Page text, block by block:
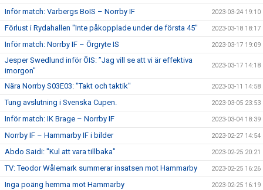
Inför match: Varbergs BoIS – Norrby IF 2023-03-24 19:10
Förlust i Rydahallen "Inte påkopplade under de första 45" 2023-03-18 18:17
Inför match: Norrby IF – Örgryte IS 2023-03-17 19:09
Jesper Swedlund inför ÖIS: ”Jag vill se att vi är effektiva
imorgon"
2023-03-17 14:18
Nära Norrby S03E03: "Takt och taktik" 2023-03-11 14:58
Tung avslutning i Svenska Cupen. 2023-03-05 23:53
Inför match: IK Brage – Norrby IF 2023-03-04 18:39
Norrby IF – Hammarby IF i bilder 2023-02-27 14:54
Abdo Saidi: "Kul att vara tillbaka" 2023-02-25 20:21
TV: Teodor Wålemark summerar insatsen mot Hammarby 2023-02-25 16:26
Inga poäng hemma mot Hammarby 2023-02-25 16:19